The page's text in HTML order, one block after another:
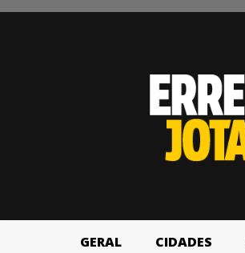
GERAL CIDADES